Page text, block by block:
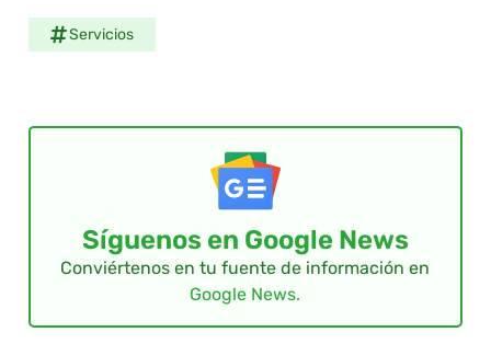
Servicios
Síguenos en Google News
Conviértenos en tu fuente de información en
Google News.